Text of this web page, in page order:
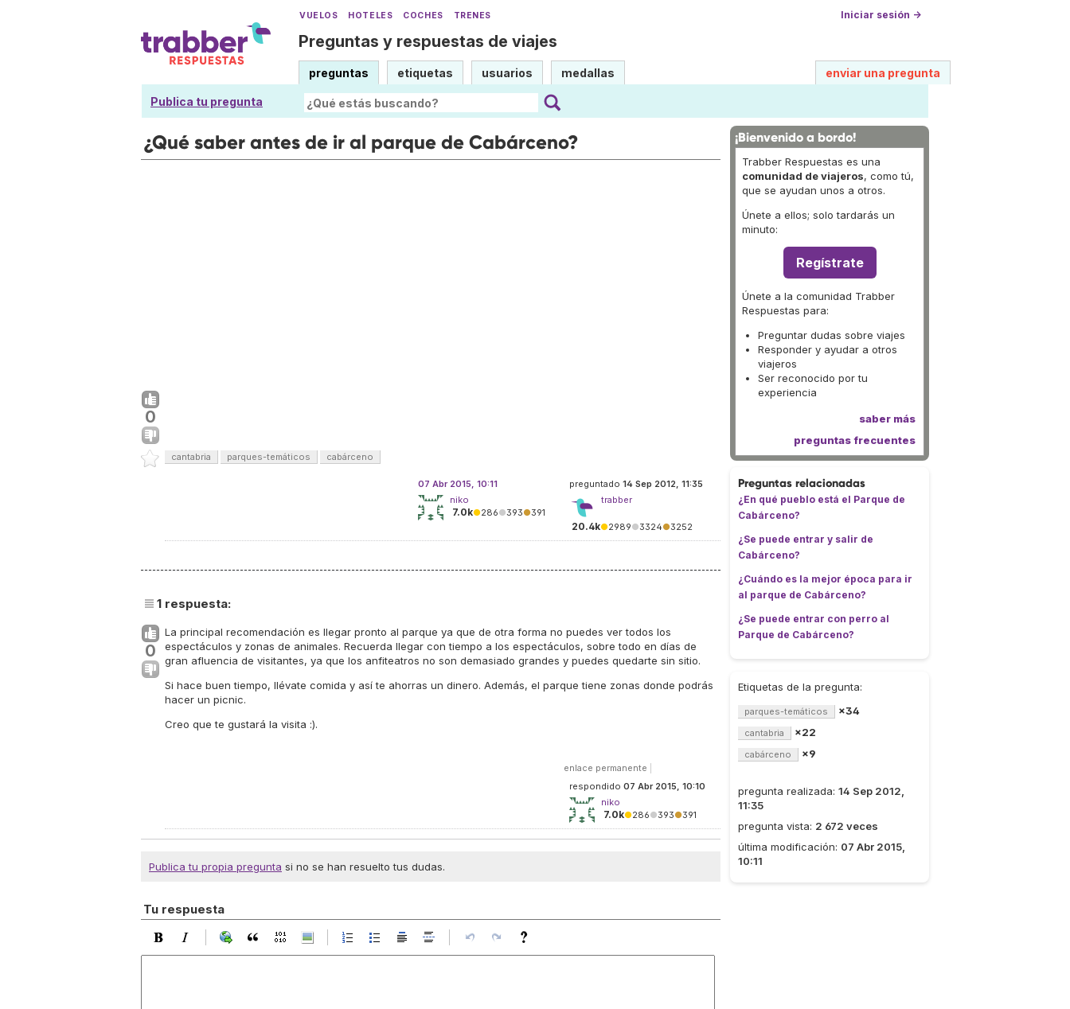
VUELOS HOTELES COCHES TRENES Iniciar sesión →
Preguntas y respuestas de viajes
preguntas etiquetas usuarios medallas enviar una pregunta
Publica tu pregunta
¿Qué saber antes de ir al parque de Cabárceno?
0
cantabria parques-temáticos cabárceno
preguntado 14 Sep 2012, 11:35
trabber
20.4k●2989●3324●3252
07 Abr 2015, 10:11
niko
7.0k●286●393●391
1 respuesta:
0
La principal recomendación es llegar pronto al parque ya que de otra forma no puedes ver todos los
espectáculos y zonas de animales. Recuerda llegar con tiempo a los espectáculos, sobre todo en días de
gran afluencia de visitantes, ya que los anfiteatros no son demasiado grandes y puedes quedarte sin sitio.
Si hace buen tiempo, llévate comida y así te ahorras un dinero. Además, el parque tiene zonas donde podrás
hacer un picnic.
Creo que te gustará la visita :).
enlace permanente
respondido 07 Abr 2015, 10:10
niko
7.0k●286●393●391
Publica tu propia pregunta si no se han resuelto tus dudas.
Tu respuesta
¡Bienvenido a bordo!
Trabber Respuestas es una
comunidad de viajeros, como tú,
que se ayudan unos a otros.
Únete a ellos; solo tardarás un
minuto:
Regístrate
Únete a la comunidad Trabber
Respuestas para:
Preguntar dudas sobre viajes
Responder y ayudar a otros
viajeros
Ser reconocido por tu
experiencia
saber más
preguntas frecuentes
Preguntas relacionadas
¿En qué pueblo está el Parque de
Cabárceno?
¿Se puede entrar y salir de
Cabárceno?
¿Cuándo es la mejor época para ir
al parque de Cabárceno?
¿Se puede entrar con perro al
Parque de Cabárceno?
Etiquetas de la pregunta:
parques-temáticos ×34
cantabria ×22
cabárceno ×9
pregunta realizada: 14 Sep 2012,
11:35
pregunta vista: 2 672 veces
última modificación: 07 Abr 2015,
10:11